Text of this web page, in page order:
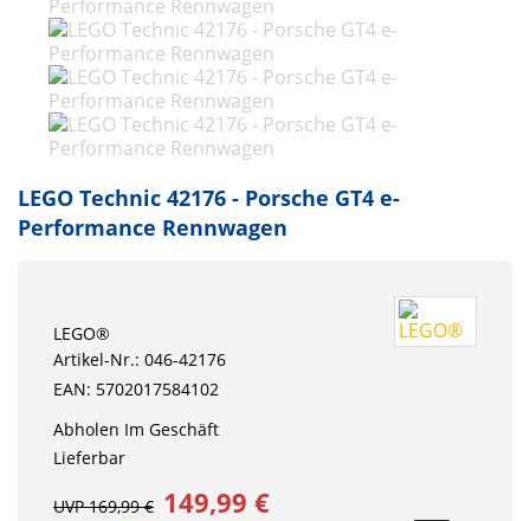
LEGO Technic 42176 - Porsche GT4 e-
Performance Rennwagen
LEGO®
Artikel-Nr.: 046-42176
EAN: 5702017584102
Abholen Im Geschäft
Lieferbar
UVP 169,99 € 149,99 €